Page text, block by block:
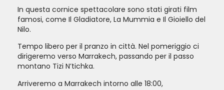
In questa cornice spettacolare sono stati girati film
famosi, come Il Gladiatore, La Mummia e Il Gioiello del
Nilo.
Tempo libero per il pranzo in città. Nel pomeriggio ci
dirigeremo verso Marrakech, passando per il passo
montano Tizi N’tichka.
Arriveremo a Marrakech intorno alle 18:00,